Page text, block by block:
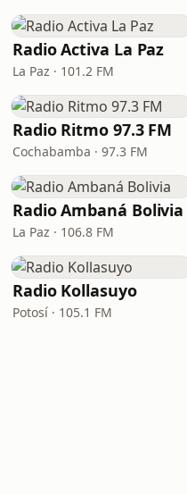
Radio Activa La Paz
La Paz · 101.2 FM
Radio Ritmo 97.3 FM
Cochabamba · 97.3 FM
Radio Ambaná Bolivia
La Paz · 106.8 FM
Radio Kollasuyo
Potosí · 105.1 FM